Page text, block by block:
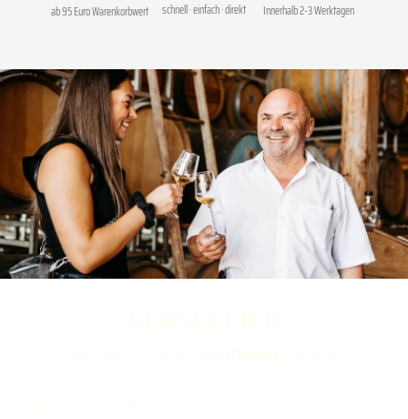
ab 95 Euro Warenkorbwert schnell · einfach · direkt Innerhalb 2-3 Werktagen